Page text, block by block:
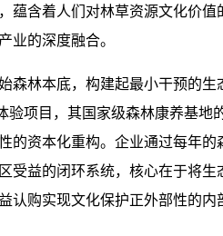
蕴含着人们对林草资源文化价
业的深度融合。
森林本底，构建起最小干预的
验项目，其国家级森林康养基
的资本化重构。企业通过每年
受益的闭环系统，核心在于将
购实现文化保护正外部性的